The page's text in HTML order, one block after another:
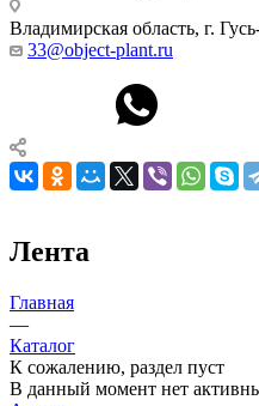
Владимирская область, г.
33@object-plant.ru
Лента
Главная
—
Каталог
К сожалению, раздел пуст
В данный момент нет